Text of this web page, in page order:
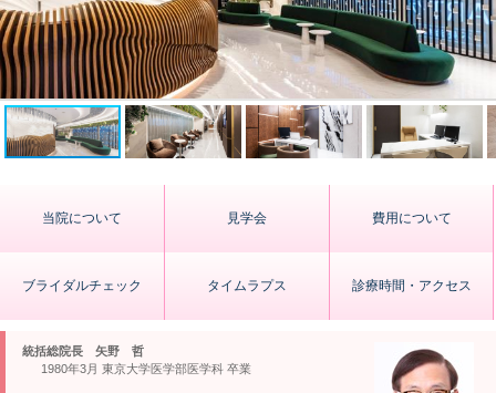
当院について 見学会 費用について
ブライダルチェック タイムラプス 診療時間・アクセス
統括総院長 矢野 哲
1980年3月 東京大学医学部医学科 卒業